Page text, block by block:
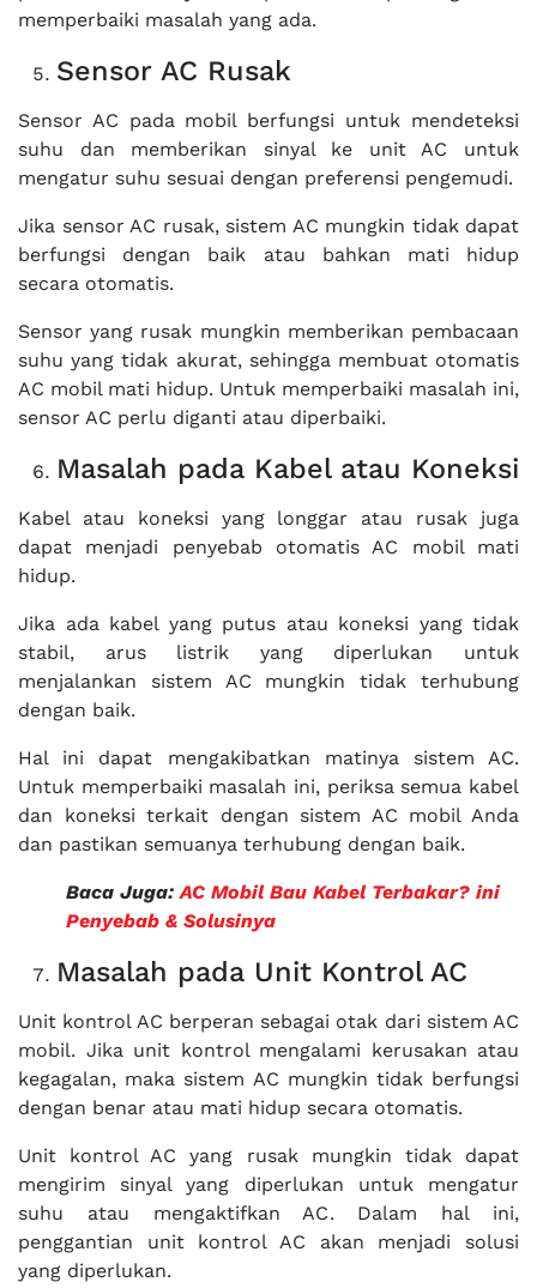
memperbaiki masalah yang ada.
Sensor AC Rusak
Sensor AC pada mobil berfungsi untuk mendeteksi
suhu dan memberikan sinyal ke unit AC untuk
mengatur suhu sesuai dengan preferensi pengemudi.
Jika sensor AC rusak, sistem AC mungkin tidak dapat
berfungsi dengan baik atau bahkan mati hidup
secara otomatis.
Sensor yang rusak mungkin memberikan pembacaan
suhu yang tidak akurat, sehingga membuat otomatis
AC mobil mati hidup. Untuk memperbaiki masalah ini,
sensor AC perlu diganti atau diperbaiki.
Masalah pada Kabel atau Koneksi
Kabel atau koneksi yang longgar atau rusak juga
dapat menjadi penyebab otomatis AC mobil mati
hidup.
Jika ada kabel yang putus atau koneksi yang tidak
stabil, arus listrik yang diperlukan untuk
menjalankan sistem AC mungkin tidak terhubung
dengan baik.
Hal ini dapat mengakibatkan matinya sistem AC.
Untuk memperbaiki masalah ini, periksa semua kabel
dan koneksi terkait dengan sistem AC mobil Anda
dan pastikan semuanya terhubung dengan baik.
Baca Juga: AC Mobil Bau Kabel Terbakar? ini
Penyebab & Solusinya
Masalah pada Unit Kontrol AC
Unit kontrol AC berperan sebagai otak dari sistem AC
mobil. Jika unit kontrol mengalami kerusakan atau
kegagalan, maka sistem AC mungkin tidak berfungsi
dengan benar atau mati hidup secara otomatis.
Unit kontrol AC yang rusak mungkin tidak dapat
mengirim sinyal yang diperlukan untuk mengatur
suhu atau mengaktifkan AC. Dalam hal ini,
penggantian unit kontrol AC akan menjadi solusi
yang diperlukan.